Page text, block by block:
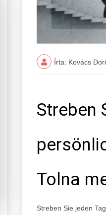
Írta: Kovács
Streben
Tolna
Streben Sie jeden